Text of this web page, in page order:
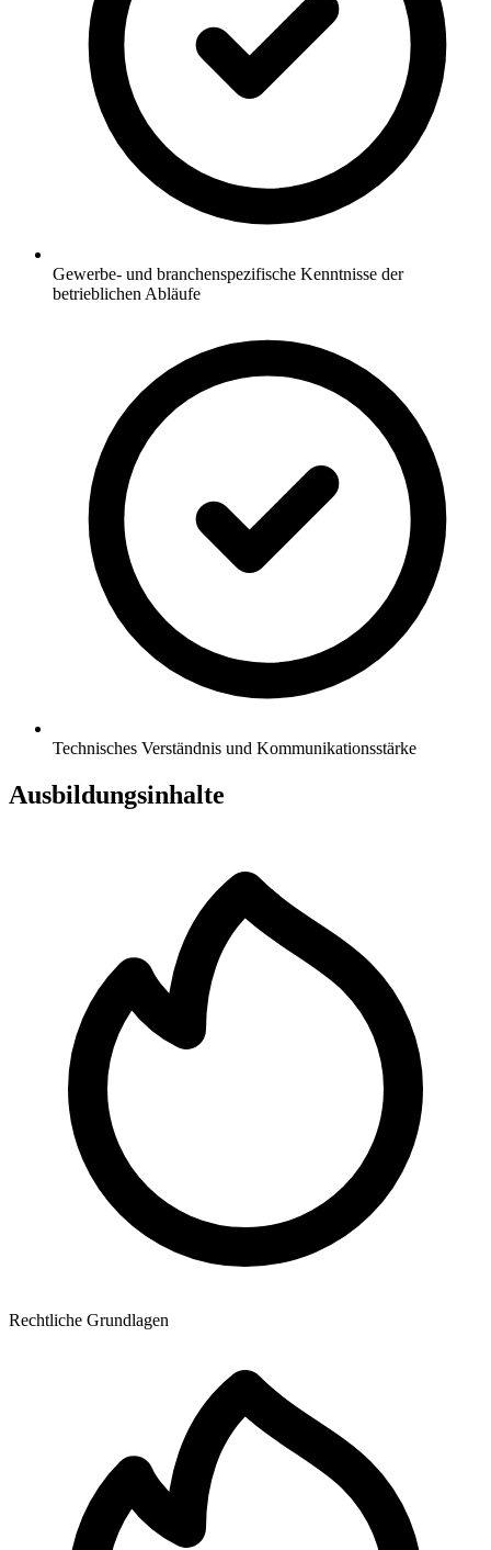
Gewerbe- und branchenspezifische Kenntnisse der
betrieblichen Abläufe
Technisches Verständnis und Kommunikationsstärke
Ausbildungsinhalte
Rechtliche Grundlagen